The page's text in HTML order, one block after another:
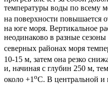
температуры воды по всему
на поверхности повышается
на юге моря. Вертикальное
неодинаково в разные
северных районах моря
10-15 м, затем она резко
и, начиная с глубин 250 м,
около +1оС. В центральной и